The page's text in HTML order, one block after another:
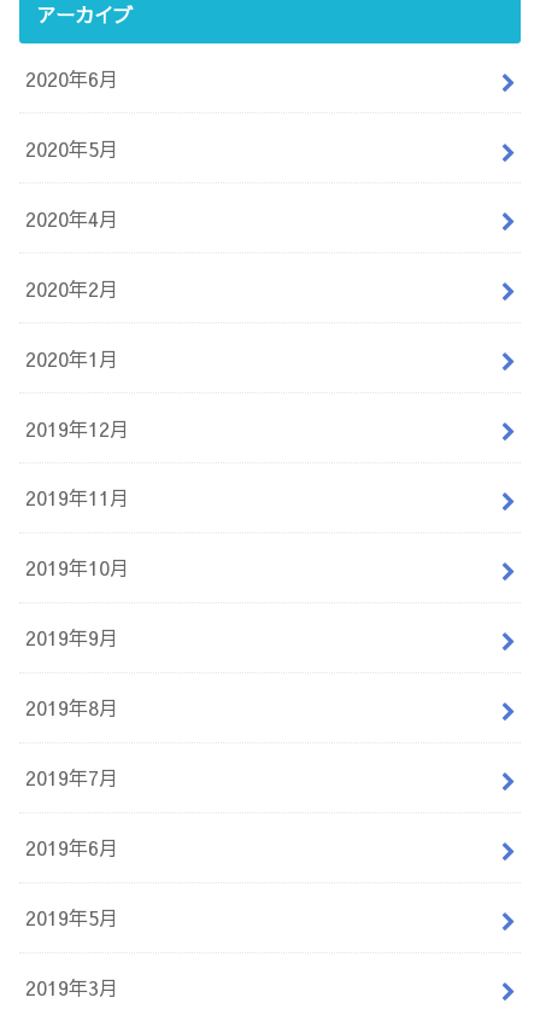
アーカイブ
2020年6月
2020年5月
2020年4月
2020年2月
2020年1月
2019年12月
2019年11月
2019年10月
2019年9月
2019年8月
2019年7月
2019年6月
2019年5月
2019年3月